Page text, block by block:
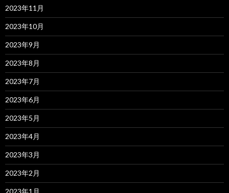
2023年11月
2023年10月
2023年9月
2023年8月
2023年7月
2023年6月
2023年5月
2023年4月
2023年3月
2023年2月
2023年1月